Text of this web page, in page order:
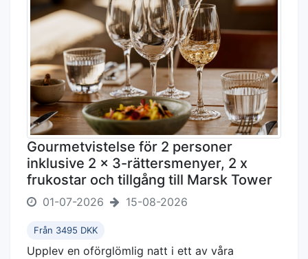
Gourmetvistelse för 2 personer
inklusive 2 x 3-rättersmenyer, 2 x
frukostar och tillgång till Marsk Tower
01-07-2026 15-08-2026
Från 3495 DKK
Upplev en oförglömlig natt i ett av våra